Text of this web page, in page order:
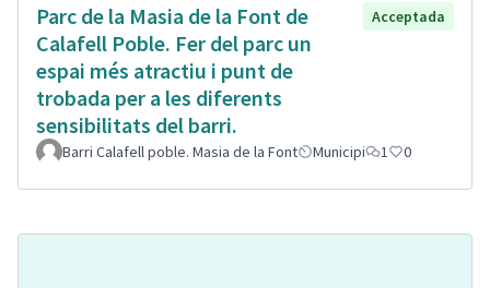
Parc de la Masia de la Font de
Calafell Poble. Fer del parc un
espai més atractiu i punt de
trobada per a les diferents
sensibilitats del barri.
Acceptada
Barri Calafell poble. Masia de la Font Municipi 1 0